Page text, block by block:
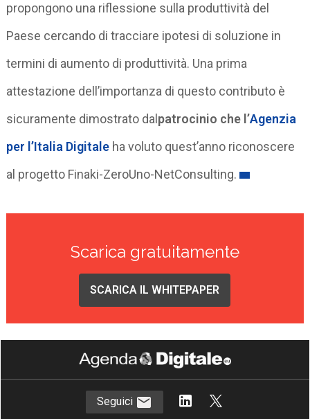
propongono una riflessione sulla produttività del
Paese cercando di tracciare ipotesi di soluzione in
termini di aumento di produttività. Una prima
attestazione dell’importanza di questo contributo è
sicuramente dimostrato dal patrocinio che l’Agenzia
per l’Italia Digitale ha voluto quest’anno riconoscere
al progetto Finaki-ZeroUno-NetConsulting.
Scarica gratuitamente
SCARICA IL WHITEPAPER
Seguici